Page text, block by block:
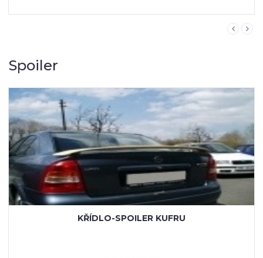
Spoiler
KŘÍDLO-SPOILER KUFRU